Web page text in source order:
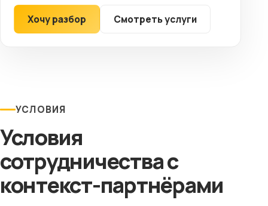
Хочу разбор Смотреть услуги
УСЛОВИЯ
Условия
сотрудничества с
контекст-партнёрами